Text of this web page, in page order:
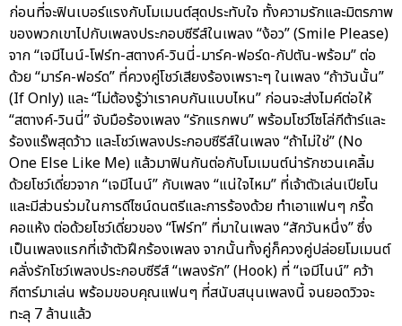
ก่อนที่จะฟินเบอร์แรงกับโมเมนต์สุดประทับใจ ทั้งความรักและมิตรภาพ
ของพวกเขาไปกับเพลงประกอบซีรีส์ในเพลง “ง้อว” (Smile Please)
จาก “เจมีไนน์-โฟร์ท-สตางค์-วินนี่-มาร์ค-ฟอร์ด-กัปตัน-พร้อม” ต่อ
ด้วย “มาร์ค-ฟอร์ด” ที่ควงคู่โชว์เสียงร้องเพราะๆ ในเพลง “ถ้าวันนั้น”
(If Only) และ “ไม่ต้องรู้ว่าเราคบกันแบบไหน” ก่อนจะส่งไมค์ต่อให้
“สตางค์-วินนี่” จับมือร้องเพลง “รักแรกพบ” พร้อมโชว์โซโล่กีต้าร์และ
ร้องแร๊พสุดว้าว และโชว์เพลงประกอบซีรีส์ในเพลง “ถ้าไม่ใช่” (No
One Else Like Me) แล้วมาฟินกันต่อกับโมเมนต์น่ารักชวนเคลิ้ม
ด้วยโชว์เดี่ยวจาก “เจมีไนน์” กับเพลง “แน่ใจไหม” ที่เจ้าตัวเล่นเปียโน
และมีส่วนร่วมในการดีไซน์ดนตรีและการร้องด้วย ทำเอาแฟนๆ กรี๊ด
คอแห้ง ต่อด้วยโชว์เดี่ยวของ “โฟร์ท” ที่มาในเพลง “สักวันหนึ่ง” ซึ่ง
เป็นเพลงแรกที่เจ้าตัวฝึกร้องเพลง จากนั้นทั้งคู่ก็ควงคู่ปล่อยโมเมนต์
คลั่งรักโชว์เพลงประกอบซีรีส์ “เพลงรัก” (Hook) ที่ “เจมีไนน์” คว้า
กีตาร์มาเล่น พร้อมขอบคุณแฟนๆ ที่สนับสนุนเพลงนี้ จนยอดวิวจะ
ทะลุ 7 ล้านแล้ว